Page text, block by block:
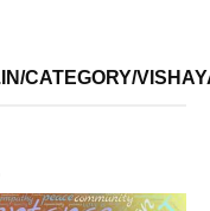
CATEGORY/